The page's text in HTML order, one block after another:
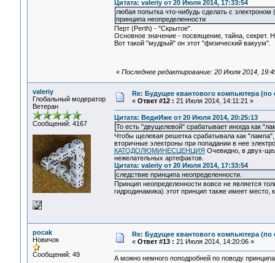
Цитата: valeriy от 20 Июля 2014, 17:33:54
любая попытка что-нибудь сделать с
принципа неопределенности
Перт (Perth) - "Скрытое".
Основное значение - посвящение, тайна, секрет.
Вот такой "мудрый" он этот "физический вакуум".
« Последнее редактирование: 20 Июля 2014,
valeriy
Глобальный модератор
Ветеран
Сообщений: 4167
Re: Будущее квантового компьютера (по
« Ответ #12 : 21 Июля 2014, 14:11:21 »
Цитата: ВедиИже от 20 Июля 2014, 20:25:13
То есть "двущелевой" срабатывает иногда как
Чтобы щелевая решетка срабатывала как
вторичные электроны при попадании в нее
КАТОДОЛЮМИНЕСЦЕНЦИЯ Очевидно, в двух-
нежелательных артефактов.
Цитата: valeriy от 20 Июля 2014, 17:33:54
следствие принципа неопределенности.
Принцип неопределенности вовсе не является
гидродинамика) этот принцип также имеет место,
pocak
Новичок
Сообщений: 49
Re: Будущее квантового компьютера (по
« Ответ #13 : 21 Июля 2014, 14:20:06 »
А можно немного поподробней по поводу